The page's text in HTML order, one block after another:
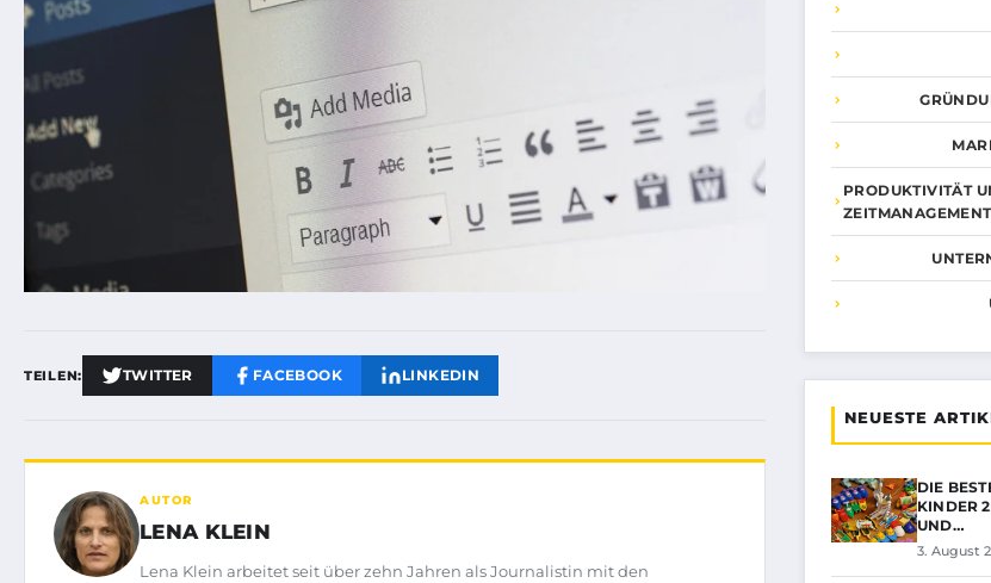
TEILEN: TWITTER FACEBOOK LINKEDIN
AUTOR
LENA KLEIN
Lena Klein arbeitet seit über zehn Jahren als Journalistin mit den
PRODUKTIVITÄT
ZEITMANAGEMENT
NEUESTE
DIE
KINDER
UND…
3. August